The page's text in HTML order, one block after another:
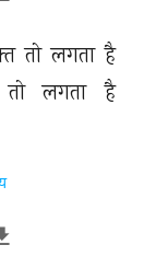
तो लगता है
तो लगता है